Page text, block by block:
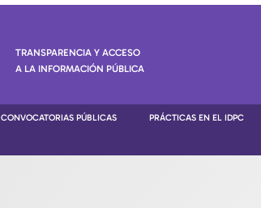
TRANSPARENCIA Y ACCESO
A LA INFORMACIÓN PÚBLICA
CONVOCATORIAS PÚBLICAS
PRÁCTICAS EN EL IDPC